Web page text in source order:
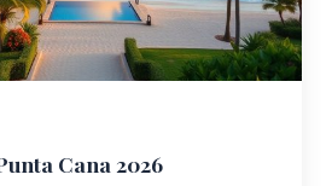
Cana 2026